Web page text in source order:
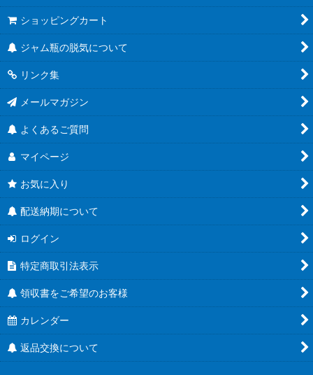
ショッピングカート
ジャム瓶の脱気について
リンク集
メールマガジン
よくあるご質問
マイページ
お気に入り
配送納期について
ログイン
特定商取引法表示
領収書をご希望のお客様
カレンダー
返品交換について